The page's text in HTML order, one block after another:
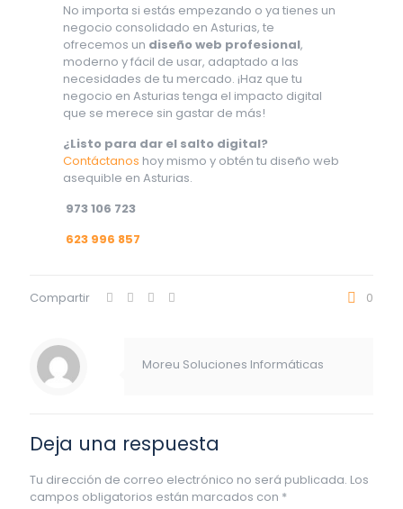
No importa si estás empezando o ya tienes un
negocio consolidado en Asturias, te
ofrecemos un diseño web profesional,
moderno y fácil de usar, adaptado a las
necesidades de tu mercado. ¡Haz que tu
negocio en Asturias tenga el impacto digital
que se merece sin gastar de más!
¿Listo para dar el salto digital?
Contáctanos hoy mismo y obtén tu diseño web
asequible en Asturias.
973 106 723
623 996 857
Compartir 0
Moreu Soluciones Informáticas
Deja una respuesta
Tu dirección de correo electrónico no será publicada. Los
campos obligatorios están marcados con *